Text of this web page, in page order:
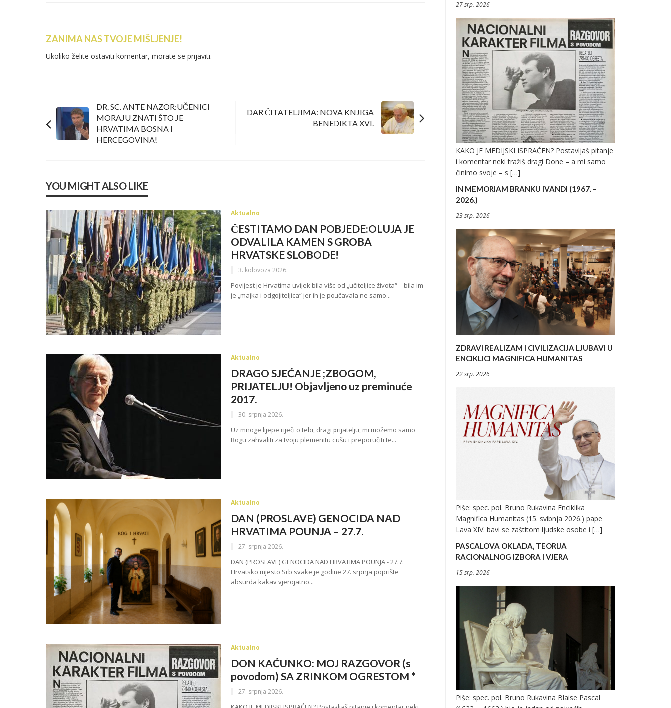
ZANIMA NAS TVOJE MIŠLJENJE!
Ukoliko želite ostaviti komentar, morate se prijaviti.
DR. SC. ANTE NAZOR:UČENICI
MORAJU ZNATI ŠTO JE
HRVATIMA BOSNA I
HERCEGOVINA!
DAR ČITATELJIMA: NOVA KNJIGA
BENEDIKTA XVI.
YOU MIGHT ALSO LIKE
Aktualno
ČESTITAMO DAN POBJEDE:OLUJA JE
ODVALILA KAMEN S GROBA
HRVATSKE SLOBODE!
3. kolovoza 2026.
Povijest je Hrvatima uvijek bila više od „učiteljice života“ – bila im
je „majka i odgojiteljica“ jer ih je poučavala ne samo...
Aktualno
DRAGO SJEĆANJE ;ZBOGOM,
PRIJATELJU! Objavljeno uz preminuće
2017.
30. srpnja 2026.
Uz mnoge lijepe riječi o tebi, dragi prijatelju, mi možemo samo
Bogu zahvaliti za tvoju plemenitu dušu i preporučiti te...
Aktualno
DAN (PROSLAVE) GENOCIDA NAD
HRVATIMA POUNJA – 27.7.
27. srpnja 2026.
DAN (PROSLAVE) GENOCIDA NAD HRVATIMA POUNJA - 27.7.
Hrvatsko mjesto Srb svake je godine 27. srpnja poprište
absurda kakav vjerojatno...
Aktualno
DON KAĆUNKO: MOJ RAZGOVOR (s
povodom) SA ZRINKOM OGRESTOM *
27. srpnja 2026.
27 srp. 2026
KAKO JE MEDIJSKI ISPRAĆEN? Postavljaš pitanje
i komentar neki tražiš dragi Done – a mi samo
činimo svoje – s […]
IN MEMORIAM BRANKU IVANDI (1967. –
2026.)
23 srp. 2026
ZDRAVI REALIZAM I CIVILIZACIJA LJUBAVI U
ENCIKLICI MAGNIFICA HUMANITAS
22 srp. 2026
Piše: spec. pol. Bruno Rukavina Enciklika
Magnifica Humanitas (15. svibnja 2026.) pape
Lava XIV. bavi se zaštitom ljudske osobe i […]
PASCALOVA OKLADA, TEORIJA
RACIONALNOG IZBORA I VJERA
15 srp. 2026
Piše: spec. pol. Bruno Rukavina Blaise Pascal